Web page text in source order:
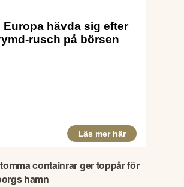
containrar ger toppår för
hamn